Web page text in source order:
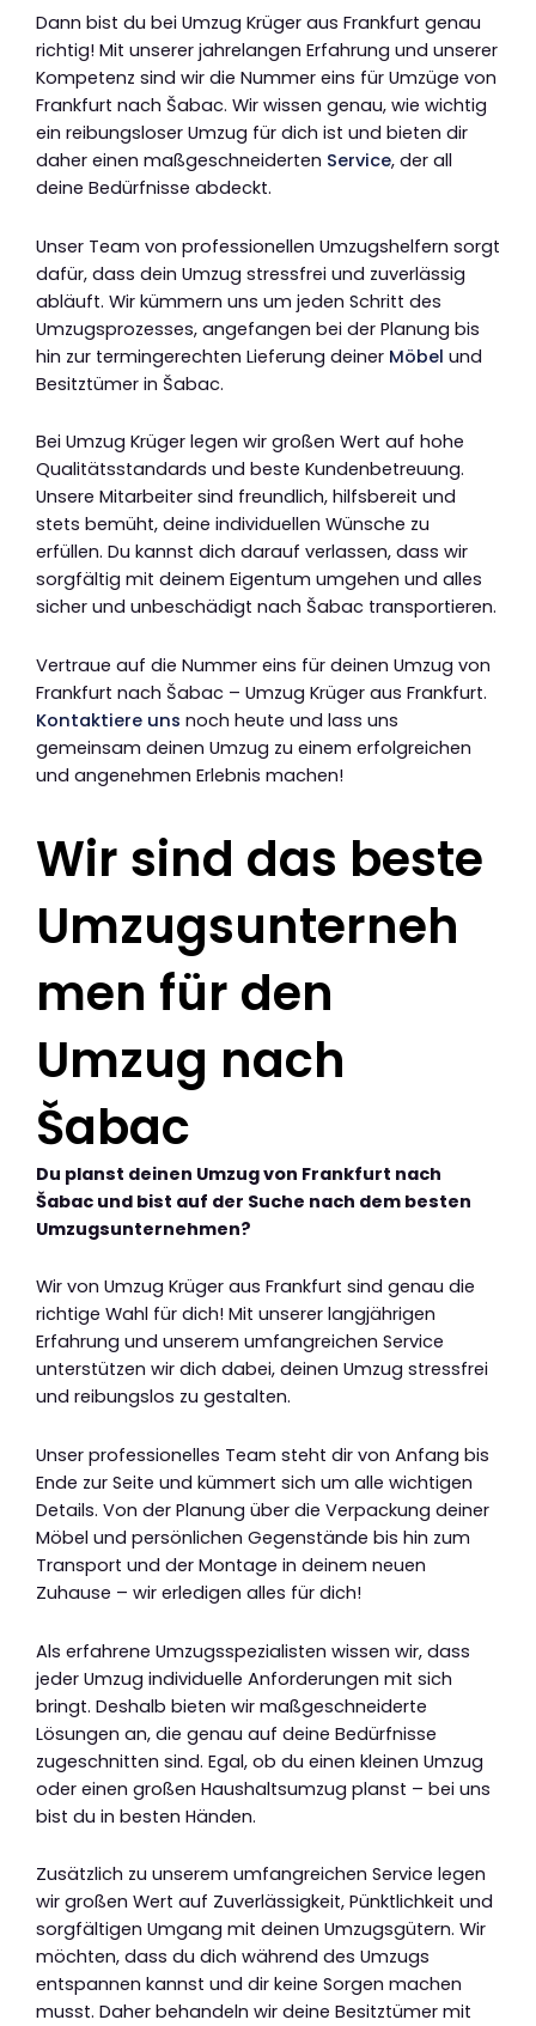
Dann bist du bei Umzug Krüger aus Frankfurt genau
richtig! Mit unserer jahrelangen Erfahrung und unserer
Kompetenz sind wir die Nummer eins für Umzüge von
Frankfurt nach Šabac. Wir wissen genau, wie wichtig
ein reibungsloser Umzug für dich ist und bieten dir
daher einen maßgeschneiderten Service, der all
deine Bedürfnisse abdeckt.
Unser Team von professionellen Umzugshelfern sorgt
dafür, dass dein Umzug stressfrei und zuverlässig
abläuft. Wir kümmern uns um jeden Schritt des
Umzugsprozesses, angefangen bei der Planung bis
hin zur termingerechten Lieferung deiner Möbel und
Besitztümer in Šabac.
Bei Umzug Krüger legen wir großen Wert auf hohe
Qualitätsstandards und beste Kundenbetreuung.
Unsere Mitarbeiter sind freundlich, hilfsbereit und
stets bemüht, deine individuellen Wünsche zu
erfüllen. Du kannst dich darauf verlassen, dass wir
sorgfältig mit deinem Eigentum umgehen und alles
sicher und unbeschädigt nach Šabac transportieren.
Vertraue auf die Nummer eins für deinen Umzug von
Frankfurt nach Šabac – Umzug Krüger aus Frankfurt.
Kontaktiere uns noch heute und lass uns
gemeinsam deinen Umzug zu einem erfolgreichen
und angenehmen Erlebnis machen!
Wir sind das beste
Umzugsunterneh
men für den
Umzug nach
Šabac
Du planst deinen Umzug von Frankfurt nach
Šabac und bist auf der Suche nach dem besten
Umzugsunternehmen?
Wir von Umzug Krüger aus Frankfurt sind genau die
richtige Wahl für dich! Mit unserer langjährigen
Erfahrung und unserem umfangreichen Service
unterstützen wir dich dabei, deinen Umzug stressfrei
und reibungslos zu gestalten.
Unser professionelles Team steht dir von Anfang bis
Ende zur Seite und kümmert sich um alle wichtigen
Details. Von der Planung über die Verpackung deiner
Möbel und persönlichen Gegenstände bis hin zum
Transport und der Montage in deinem neuen
Zuhause – wir erledigen alles für dich!
Als erfahrene Umzugsspezialisten wissen wir, dass
jeder Umzug individuelle Anforderungen mit sich
bringt. Deshalb bieten wir maßgeschneiderte
Lösungen an, die genau auf deine Bedürfnisse
zugeschnitten sind. Egal, ob du einen kleinen Umzug
oder einen großen Haushaltsumzug planst – bei uns
bist du in besten Händen.
Zusätzlich zu unserem umfangreichen Service legen
wir großen Wert auf Zuverlässigkeit, Pünktlichkeit und
sorgfältigen Umgang mit deinen Umzugsgütern. Wir
möchten, dass du dich während des Umzugs
entspannen kannst und dir keine Sorgen machen
musst. Daher behandeln wir deine Besitztümer mit